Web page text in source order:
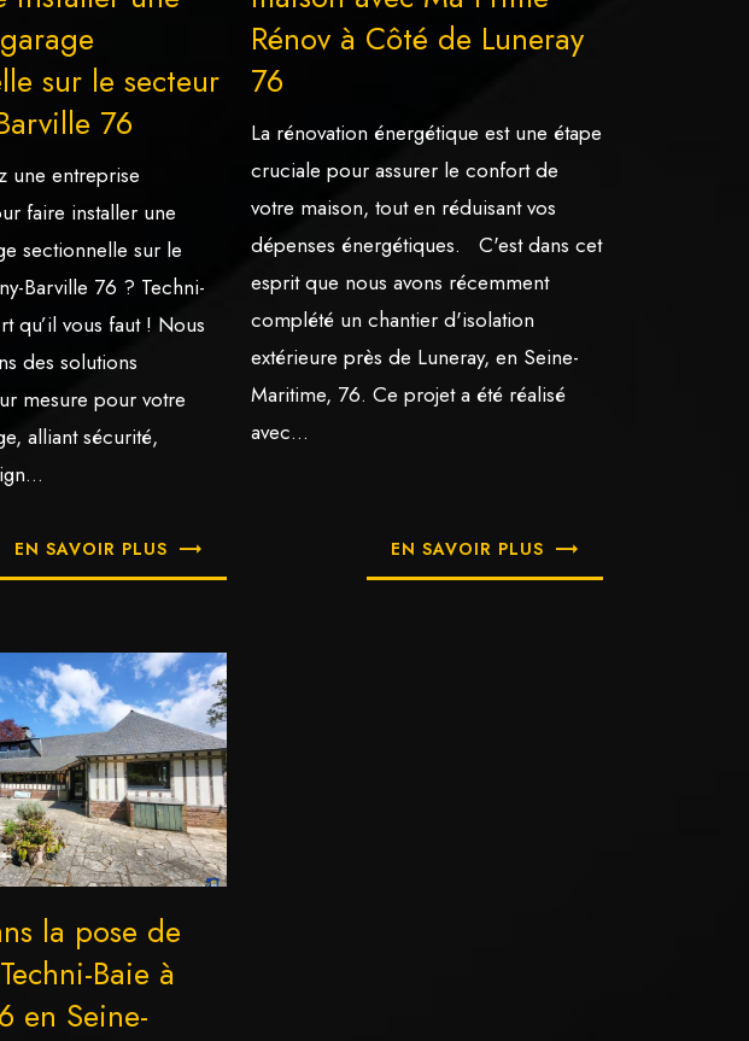
sur le secteur
76
une entreprise
faire installer une
sectionnelle sur le
Barville 76 ? Techni-
qu’il vous faut ! Nous
des solutions
mesure pour votre
alliant sécurité,
EN SAVOIR PLUS
Rénov à Côté de Luneray
76
La rénovation énergétique est une étape
cruciale pour assurer le confort de
votre maison, tout en réduisant vos
dépenses énergétiques. C'est dans cet
esprit que nous avons récemment
complété un chantier d'isolation
extérieure près de Luneray, en Seine-
Maritime, 76. Ce projet a été réalisé
avec...
EN SAVOIR PLUS
la pose de
Baie à
en Seine-